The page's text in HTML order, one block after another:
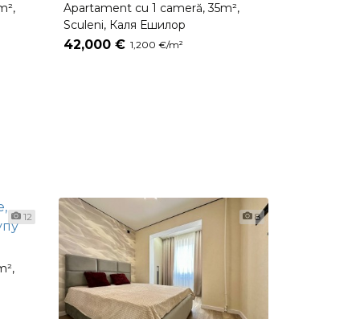
Apartament cu 1 cameră, 35m²,
Sculeni, Каля Ешилор
42,000 € 1,200 €/m²
12 8